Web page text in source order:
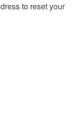
to reset your